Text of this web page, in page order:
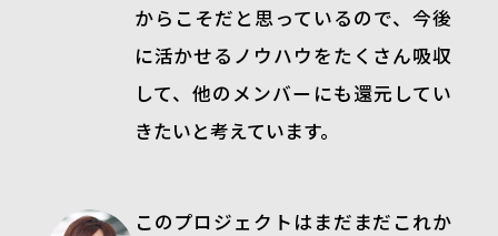
からこそだと思っているので、今後
に活かせるノウハウをたくさん吸収
して、他のメンバーにも還元してい
きたいと考えています。
このプロジェクトはまだまだこれか